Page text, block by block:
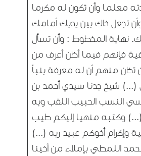
معلما وأن تكون له مكرما
تجعل ذاك بين يديك أمامك
نهاية المخطوط : وأن تسأل
فإنهم فيما أظن أعرف من
تظن منهم أن له معرفة بنبأ
(...) شيخ جدنا سيدي أحمد بن
النسب الحبيب اللقب وبه
وكتبه منهيا إليكم طيب
وإكرام أخوكم عبيد ربه (...)
اللمطي بإملاء من أخينا